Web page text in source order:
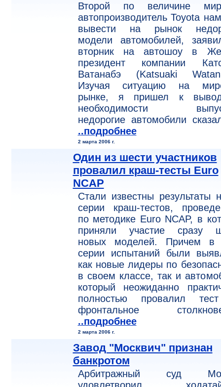
Второй по величине
автопроизводитель Toyota
вывести на рынок
модели автомобилей,
вторник на автошоу в
президент компании
Ватанабэ (Katsuaki
Изучая ситуацию на
рынке, я пришел к
необходимости
недорогие автомобили
..подробнее
2 марта 2006 г.
Один из шести участников
провалил краш-тесты Euro
NCAP
Стали известны результаты
серии краш-тестов,
по методике Euro NCAP, в
приняли участие сразу
новых моделей. Причем в
серии испытаний были
как новые лидеры по
в своем классе, так и
который неожиданно
полностью провалил
фронтальное
..подробнее
2 марта 2006 г.
Завод "Москвич" признан
банкротом
Арбитражный суд